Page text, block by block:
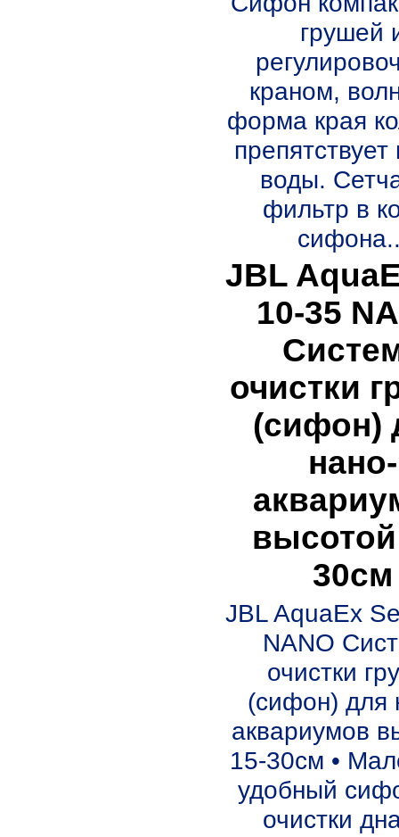
грушей
краном,
форма края
препятствует
воды.
фильтр в
JBL
10-35
очистки
(сифон)
нано-
30см
JBL AquaEx
NANO
очистки
(сифон) для
аквариумов
15-30см •
удобный
очистки